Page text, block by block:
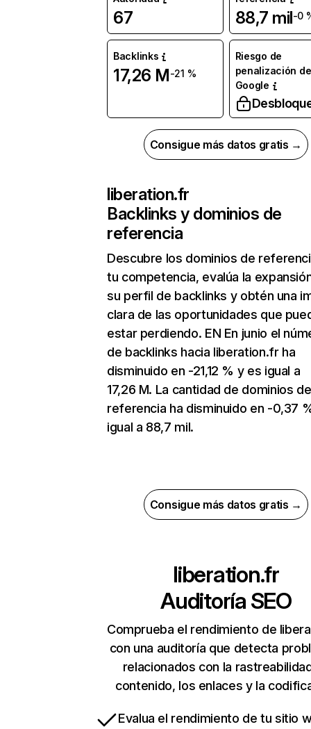
67 88,7 mil-0
Backlinks
17,26 M-21 %
Riesgo de
penalización de
Google
Consigue más datos gratis →
liberation.fr
Backlinks y dominios de
referencia
Descubre los dominios de
tu competencia, evalúa la
su perfil de backlinks y obtén una
clara de las oportunidades que
estar perdiendo. EN En junio el
de backlinks hacia liberation.fr ha
disminuido en -21,12 % y es igual a
17,26 M. La cantidad de dominios de
referencia ha disminuido en -0,37
igual a 88,7 mil.
Consigue más datos gratis →
liberation.fr
Auditoría SEO
Comprueba el rendimiento de
con una auditoría que detecta
relacionados con la
contenido, los enlaces y la
Evalua el rendimiento de tu sitio